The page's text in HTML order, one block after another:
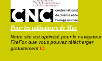
Pour les utilisateurs de Mac
Notre site est optimisé pour le navigateur
FireFox que vous pouvez télécharger
gratuitement ici